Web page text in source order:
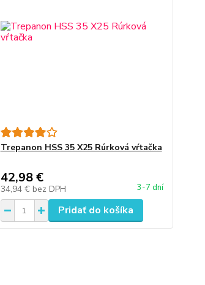
Trepanon HSS 35 X25 Rúrková vŕtačka
42,98 €
34,94 € bez DPH 3-7 dní
Pridať do košíka